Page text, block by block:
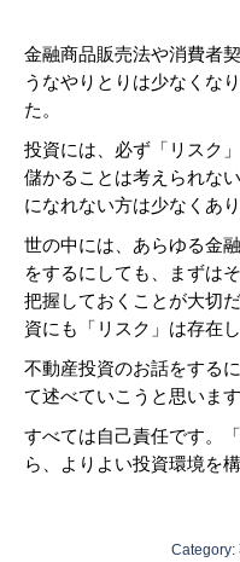
金融商品販売法や消費者
うなやりとりは少なくな
た。
投資には、必ず「リスク
儲かることは考えられな
になれない方は少なくあり
世の中には、あらゆる金
をするにしても、まずは
把握しておくことが大切
資にも「リスク」は存在し
不動産投資のお話をする
て述べていこうと思います
すべては自己責任です。
ら、よりよい投資環境を
Category: